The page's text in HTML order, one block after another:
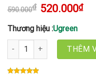
590.000₫ Giá
gốc
590.000₫.
520.000₫Giá
hiện
Thương hiệu :Ugreen
Cáp chuyển USB C toTHÊM